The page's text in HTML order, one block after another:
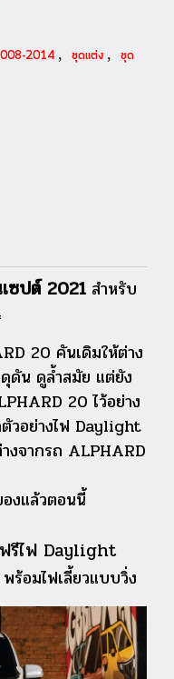
2014 , ชุดแต่ง , ชุด
ซปต์ 2021 สำหรับ
20 คันเดิมให้ต่าง
ดัน ดูล้ำสมัย แต่ยัง
20 ไว้อย่าง
วอย่างไฟ Daylight
งจากรถ ALPHARD
องแล้วตอนนี้
ฟรีไฟ Daylight
อมไฟเลี้ยวแบบวิ่ง